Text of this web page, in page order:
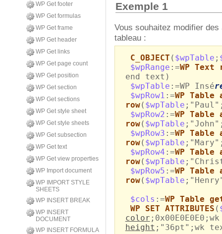
WP Get footer
WP Get formulas
WP Get frame
WP Get header
WP Get links
WP Get page count
WP Get position
WP Get section
WP Get sections
WP Get style sheet
WP Get style sheets
WP Get subsection
WP Get text
WP Get view properties
WP Import document
WP IMPORT STYLE
SHEETS
WP INSERT BREAK
WP INSERT
DOCUMENT
WP INSERT FORMULA
Exemple 1
Vous souhaitez modifier
tableau :
C_OBJECT ( $wpTable ;
$wpRange :=WP Text
end text)
$wpTable :=WP Insé
$wpRow1 :=WP Table
row( $wpTable
$wpRow2 :=WP Table
row( $wpTable
$wpRow3 :=WP Table
row( $wpTable
$wpRow4 :=WP Table
row( $wpTable
$wpRow5 :=WP Table
row( $wpTable
$cols :=WP Table
WP SET ATTRIBUTES (
color
height ;"36pt";wk